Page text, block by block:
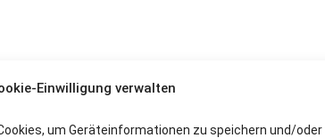
Einwilligung verwalten
um Geräteinformationen zu speichern und/